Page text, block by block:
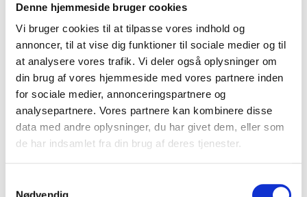
Denne hjemmeside bruger cookies
Vi bruger cookies til at tilpasse vores indhold og
annoncer, til at vise dig funktioner til sociale medier og til
at analysere vores trafik. Vi deler også oplysninger om
din brug af vores hjemmeside med vores partnere inden
for sociale medier, annonceringspartnere og
analysepartnere. Vores partnere kan kombinere disse
data med andre oplysninger, du har givet dem, eller som
de har indsamlet fra din brug af deres tjenester.
Nødvendig
Ville Viktors og Anna Sofies forhold have været acceptabelt
i dag? Hvorfor/hvorfor ikke?